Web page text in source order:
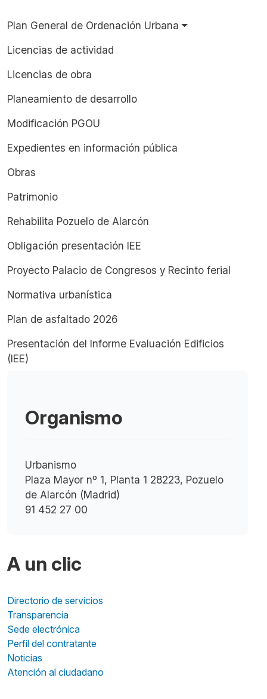
Plan General de Ordenación Urbana
Licencias de actividad
Licencias de obra
Planeamiento de desarrollo
Modificación PGOU
Expedientes en información pública
Obras
Patrimonio
Rehabilita Pozuelo de Alarcón
Obligación presentación IEE
Proyecto Palacio de Congresos y Recinto ferial
Normativa urbanística
Plan de asfaltado 2026
Presentación del Informe Evaluación Edificios
(IEE)
Organismo
Urbanismo
Plaza Mayor nº 1, Planta 1 28223, Pozuelo
de Alarcón (Madrid)
91 452 27 00
A un clic
Directorio de servicios
Transparencia
Sede electrónica
Perfil del contratante
Noticias
Atención al ciudadano